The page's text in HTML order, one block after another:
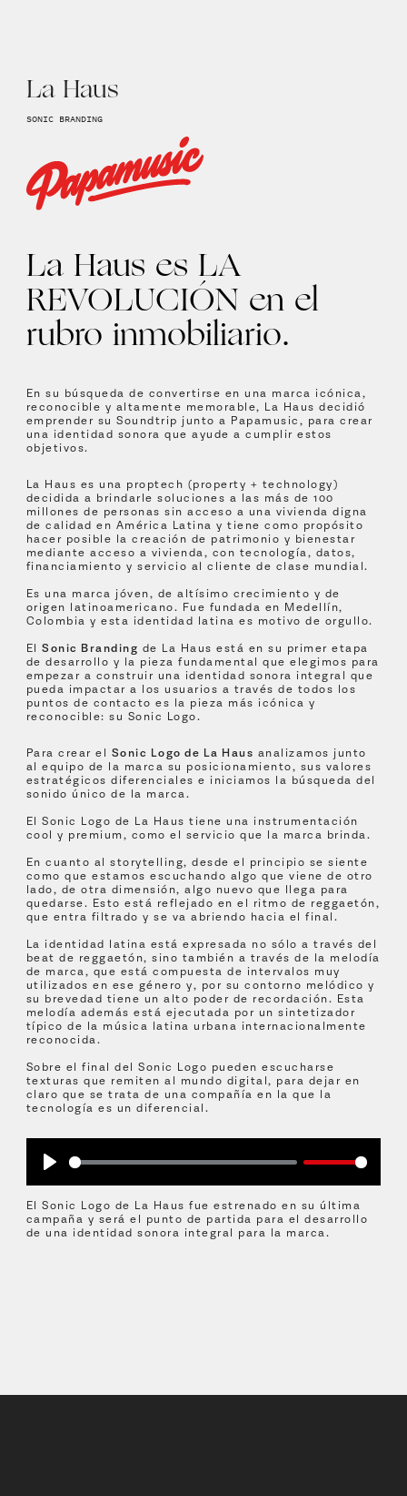
La Haus
SONIC BRANDING
La Haus es LA
REVOLUCIÓN en el
rubro inmobiliario.
En su búsqueda de convertirse en una marca icónica,
reconocible y altamente memorable, La Haus decidió
emprender su Soundtrip junto a Papamusic, para crear
una identidad sonora que ayude a cumplir estos
objetivos.
La Haus es una proptech (property + technology)
decidida a brindarle soluciones a las más de 100
millones de personas sin acceso a una vivienda digna
de calidad en América Latina y tiene como propósito
hacer posible la creación de patrimonio y bienestar
mediante acceso a vivienda, con tecnología, datos,
financiamiento y servicio al cliente de clase mundial.
Es una marca jóven, de altísimo crecimiento y de
origen latinoamericano. Fue fundada en Medellín,
Colombia y esta identidad latina es motivo de orgullo.
ElSonic Branding de La Haus está en su primer etapa
de desarrollo y la pieza fundamental que elegimos para
empezar a construir una identidad sonora integral que
pueda impactar a los usuarios a través de todos los
puntos de contacto es la pieza más icónica y
reconocible: su Sonic Logo.
Para crear el Sonic Logo de La Haus analizamos junto
al equipo de la marca su posicionamiento, sus valores
estratégicos diferenciales e iniciamos la búsqueda del
sonido único de la marca.
El Sonic Logo de La Haus tiene una instrumentación
cool y premium, como el servicio que la marca brinda.
En cuanto al storytelling, desde el principio se siente
como que estamos escuchando algo que viene de otro
lado, de otra dimensión, algo nuevo que llega para
quedarse. Esto está reflejado en el ritmo de reggaetón,
que entra filtrado y se va abriendo hacia el final.
La identidad latina está expresada no sólo a través del
beat de reggaetón, sino también a través de la melodía
de marca, que está compuesta de intervalos muy
utilizados en ese género y, por su contorno melódico y
su brevedad tiene un alto poder de recordación. Esta
melodía además está ejecutada por un sintetizador
típico de la música latina urbana internacionalmente
reconocida.
Sobre el final del Sonic Logo pueden escucharse
texturas que remiten al mundo digital, para dejar en
claro que se trata de una compañía en la que la
tecnología es un diferencial.
El Sonic Logo de La Haus fue estrenado en su última
campaña y será el punto de partida para el desarrollo
de una identidad sonora integral para la marca.